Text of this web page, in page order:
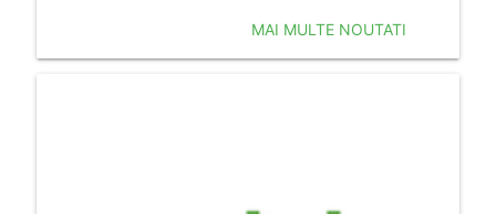
MAI MULTE NOUTATI